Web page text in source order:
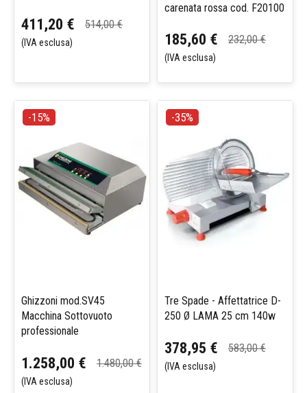
411,20 €
(IVA esclusa)
514,00 €
carenata rossa cod. F20100
185,60 €
(IVA esclusa)
232,00 €
-15%
Ghizzoni mod.SV45
Macchina Sottovuoto
professionale
1.258,00 €
(IVA esclusa)
1.480,00 €
-35%
Tre Spade - Affettatrice D-
250 Ø LAMA 25 cm 140w
378,95 €
(IVA esclusa)
583,00 €